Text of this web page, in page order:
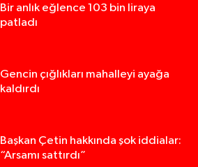
Bir anlık eğlence 103 bin liraya
patladı
Gencin çığlıkları mahalleyi ayağa
kaldırdı
Başkan Çetin hakkında şok iddialar:
“Arsamı sattırdı”